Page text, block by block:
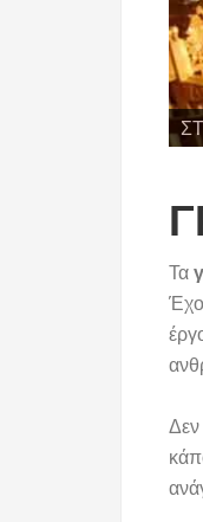
Τα
Δεν